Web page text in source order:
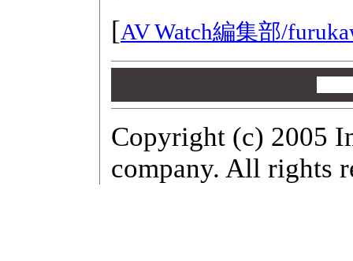
[AV Watch編集部/
Copyright (c) 2005
company. All rights